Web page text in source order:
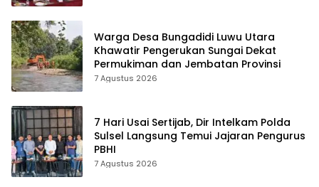
Warga Desa Bungadidi Luwu Utara
Khawatir Pengerukan Sungai Dekat
Permukiman dan Jembatan Provinsi
7 Agustus 2026
7 Hari Usai Sertijab, Dir Intelkam Polda
Sulsel Langsung Temui Jajaran Pengurus
PBHI
7 Agustus 2026